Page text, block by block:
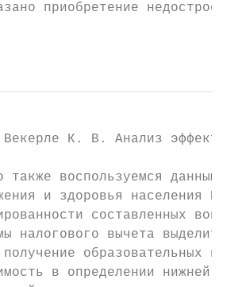
приобретение
К. В. Анализ
также воспользуемся данными
и здоровья населения
составленных
налогового вычета выделить
образовательных и
в определении нижней